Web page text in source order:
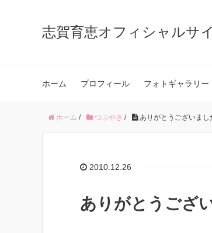
志賀育恵オフィシャルサ
ホーム プロフィール フォトギャラリー
ホーム / つぶやき / ありがとうございまし
2010.12.26
ありがとうござ